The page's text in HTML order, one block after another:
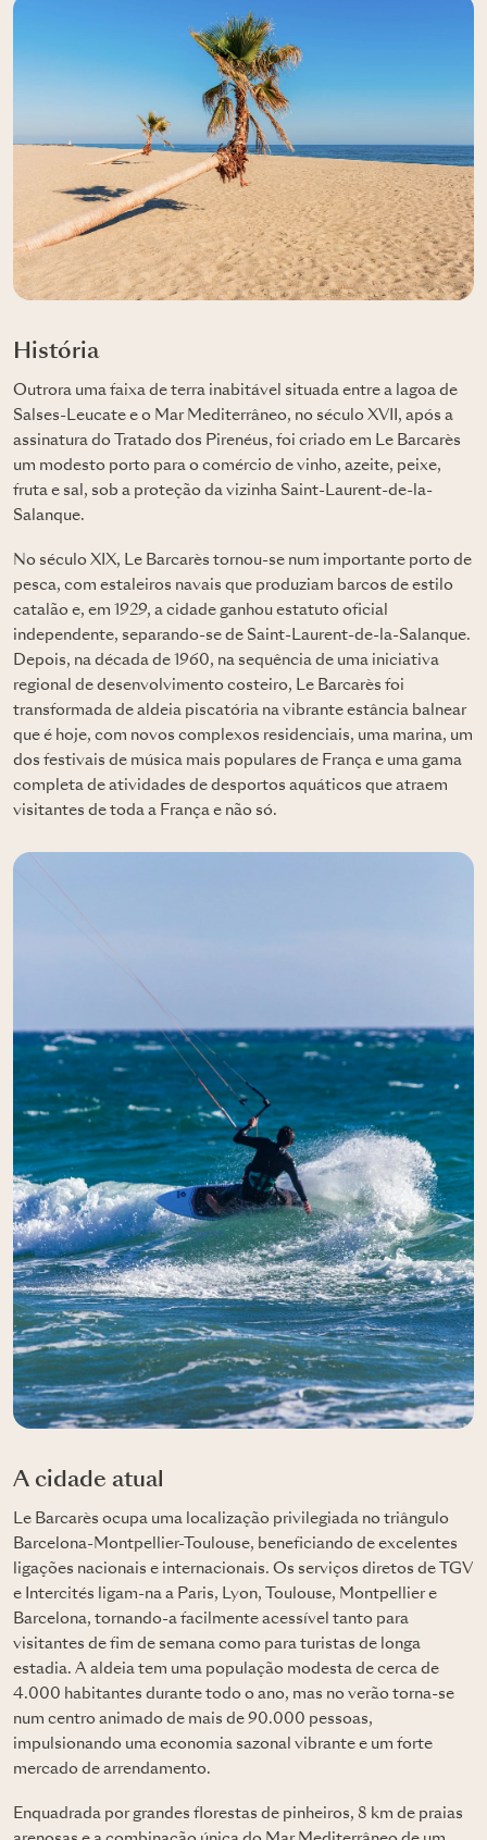
História
Outrora uma faixa de terra inabitável situada entre a lagoa de
Salses-Leucate e o Mar Mediterrâneo, no século XVII, após a
assinatura do Tratado dos Pirenéus, foi criado em Le Barcarès
um modesto porto para o comércio de vinho, azeite, peixe,
fruta e sal, sob a proteção da vizinha Saint-Laurent-de-la-
Salanque.
No século XIX, Le Barcarès tornou-se num importante porto de
pesca, com estaleiros navais que produziam barcos de estilo
catalão e, em 1929, a cidade ganhou estatuto oficial
independente, separando-se de Saint-Laurent-de-la-Salanque.
Depois, na década de 1960, na sequência de uma iniciativa
regional de desenvolvimento costeiro, Le Barcarès foi
transformada de aldeia piscatória na vibrante estância balnear
que é hoje, com novos complexos residenciais, uma marina, um
dos festivais de música mais populares de França e uma gama
completa de atividades de desportos aquáticos que atraem
visitantes de toda a França e não só.
A cidade atual
Le Barcarès ocupa uma localização privilegiada no triângulo
Barcelona-Montpellier-Toulouse, beneficiando de excelentes
ligações nacionais e internacionais. Os serviços diretos de TGV
e Intercités ligam-na a Paris, Lyon, Toulouse, Montpellier e
Barcelona, tornando-a facilmente acessível tanto para
visitantes de fim de semana como para turistas de longa
estadia. A aldeia tem uma população modesta de cerca de
4.000 habitantes durante todo o ano, mas no verão torna-se
num centro animado de mais de 90.000 pessoas,
impulsionando uma economia sazonal vibrante e um forte
mercado de arrendamento.
Enquadrada por grandes florestas de pinheiros, 8 km de praias